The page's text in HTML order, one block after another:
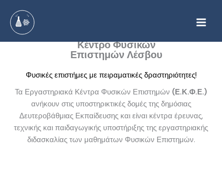
στο
περιεχόμενο
Κέντρο Φυσικών
Επιστημών Λέσβου
Φυσικές επιστήμες με πειραματικές δραστηριότητες!
Τα Εργαστηριακά Κέντρα Φυσικών Επιστημών (Ε.Κ.Φ.Ε.)
ανήκουν στις υποστηρικτικές δομές της δημόσιας
Δευτεροβάθμιας Εκπαίδευσης και είναι κέντρα έρευνας,
τεχνικής και παιδαγωγικής υποστήριξης της εργαστηριακής
διδασκαλίας των μαθημάτων Φυσικών Επιστημών.